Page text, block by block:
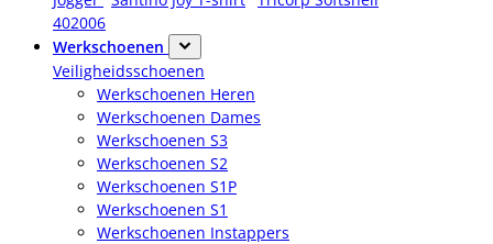
402006
Werkschoenen
Veiligheidsschoenen
Werkschoenen Heren
Werkschoenen Dames
Werkschoenen S3
Werkschoenen S2
Werkschoenen S1P
Werkschoenen S1
Werkschoenen Instappers